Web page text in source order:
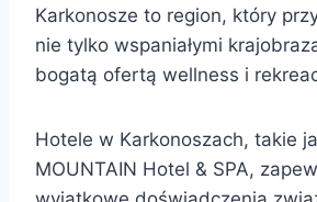
Karkonosze to region, który
nie tylko wspaniałymi
bogatą ofertą wellness i
Hotele w Karkonoszach, takie
MOUNTAIN Hotel & SPA,